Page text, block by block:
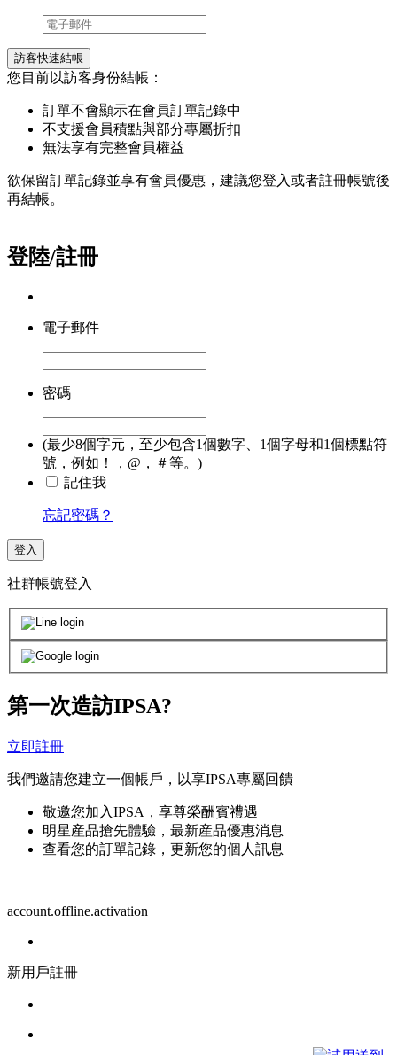
訪客快速結帳
您目前以訪客身份結帳：
訂單不會顯示在會員訂單記錄中
不支援會員積點與部分專屬折扣
無法享有完整會員權益
欲保留訂單記錄並享有會員優惠，建議您登入或者註冊帳號後
再結帳。
登陸/註冊
電子郵件
密碼
(最少8個字元，至少包含1個數字、1個字母和1個標點符
號，例如！，@，＃等。)
記住我
忘記密碼？
登入
社群帳號登入
第一次造訪IPSA?
立即註冊
我們邀請您建立一個帳戶，以享IPSA專屬回饋
敬邀您加入IPSA，享尊榮酬賓禮遇
明星産品搶先體驗，最新産品優惠消息
查看您的訂單記錄，更新您的個人訊息
account.offline.activation
新用戶註冊